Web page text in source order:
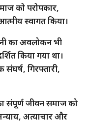
को परोपकार,
स्वागत किया।
का अवलोकन भी
किया गया था।
संघर्ष, गिरफ्तारी,
संपूर्ण जीवन समाज को
अत्याचार और